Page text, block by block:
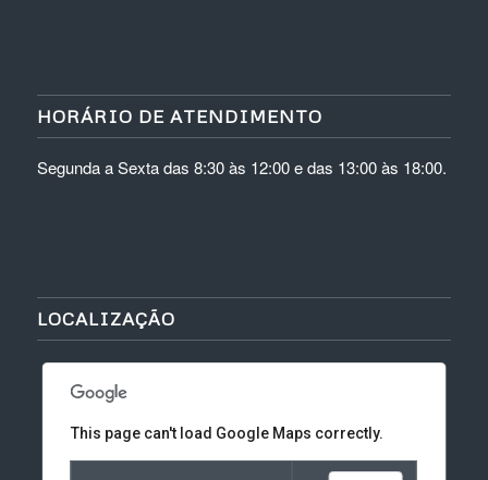
HORÁRIO DE ATENDIMENTO
Segunda a Sexta das 8:30 às 12:00 e das 13:00 às 18:00.
LOCALIZAÇÃO
This page can't load Google Maps correctly.